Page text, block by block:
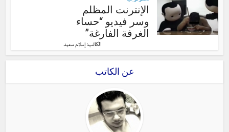
الإنترنت المظلم
وسر فيديو “حساء
الغرفة الفارغة”
الكاتب: إسلام سعيد
عن الكاتب